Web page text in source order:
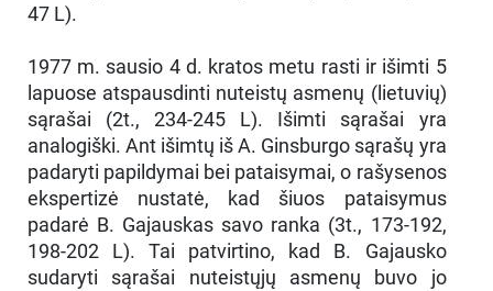
47 L).
1977 m. sausio 4 d. kratos metu rasti ir išimti 5
lapuose atspausdinti nuteistų asmenų (lietuvių)
sąrašai (2t., 234-245 L). Išimti sąrašai yra
analogiški. Ant išimtų iš A. Ginsburgo sąrašų yra
padaryti papildymai bei pataisymai, o rašysenos
ekspertizė nustatė, kad šiuos pataisymus
padarė B. Gajauskas savo ranka (3t., 173-192,
198-202 L). Tai patvirtino, kad B. Gajausko
sudaryti sąrašai nuteistųjų asmenų buvo jo